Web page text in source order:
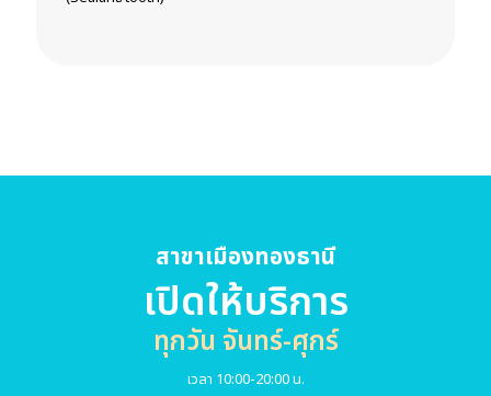
สาขาเมืองทองธานี
เปิดให้บริการ
ทุกวัน จันทร์-ศุกร์
เวลา 10:00-20:00 น.